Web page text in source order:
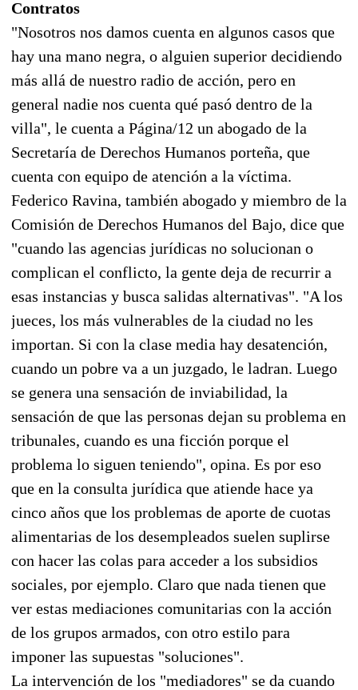
Contratos
"Nosotros nos damos cuenta en algunos casos que
hay una mano negra, o alguien superior decidiendo
más allá de nuestro radio de acción, pero en
general nadie nos cuenta qué pasó dentro de la
villa", le cuenta a Página/12 un abogado de la
Secretaría de Derechos Humanos porteña, que
cuenta con equipo de atención a la víctima.
Federico Ravina, también abogado y miembro de la
Comisión de Derechos Humanos del Bajo, dice que
"cuando las agencias jurídicas no solucionan o
complican el conflicto, la gente deja de recurrir a
esas instancias y busca salidas alternativas". "A los
jueces, los más vulnerables de la ciudad no les
importan. Si con la clase media hay desatención,
cuando un pobre va a un juzgado, le ladran. Luego
se genera una sensación de inviabilidad, la
sensación de que las personas dejan su problema en
tribunales, cuando es una ficción porque el
problema lo siguen teniendo", opina. Es por eso
que en la consulta jurídica que atiende hace ya
cinco años que los problemas de aporte de cuotas
alimentarias de los desempleados suelen suplirse
con hacer las colas para acceder a los subsidios
sociales, por ejemplo. Claro que nada tienen que
ver estas mediaciones comunitarias con la acción
de los grupos armados, con otro estilo para
imponer las supuestas "soluciones".
La intervención de los "mediadores" se da cuando